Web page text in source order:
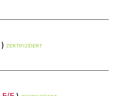
) ZERTIFIZÉIERT